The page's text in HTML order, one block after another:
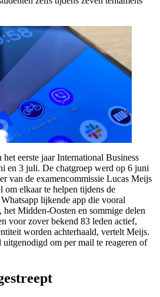
eerste jaar International Business
en 3 juli. De chatgroep werd op 6 juni
van de examencommissie Lucas Meijs
om elkaar te helpen tijdens de
lijkende app die vooral
Midden-Oosten en sommige delen
voor zover bekend 83 leden actief,
worden achterhaald, vertelt Meijs.
om per mail te reageren of